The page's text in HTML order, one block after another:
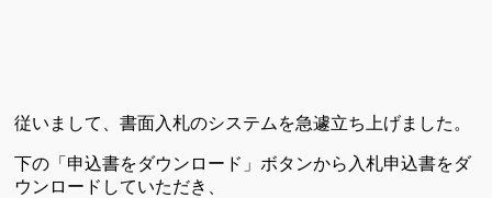
従いまして、書面入札のシステムを急遽立ち上げました。
下の「申込書をダウンロード」ボタンから入札申込書をダ
ウンロードしていただき、